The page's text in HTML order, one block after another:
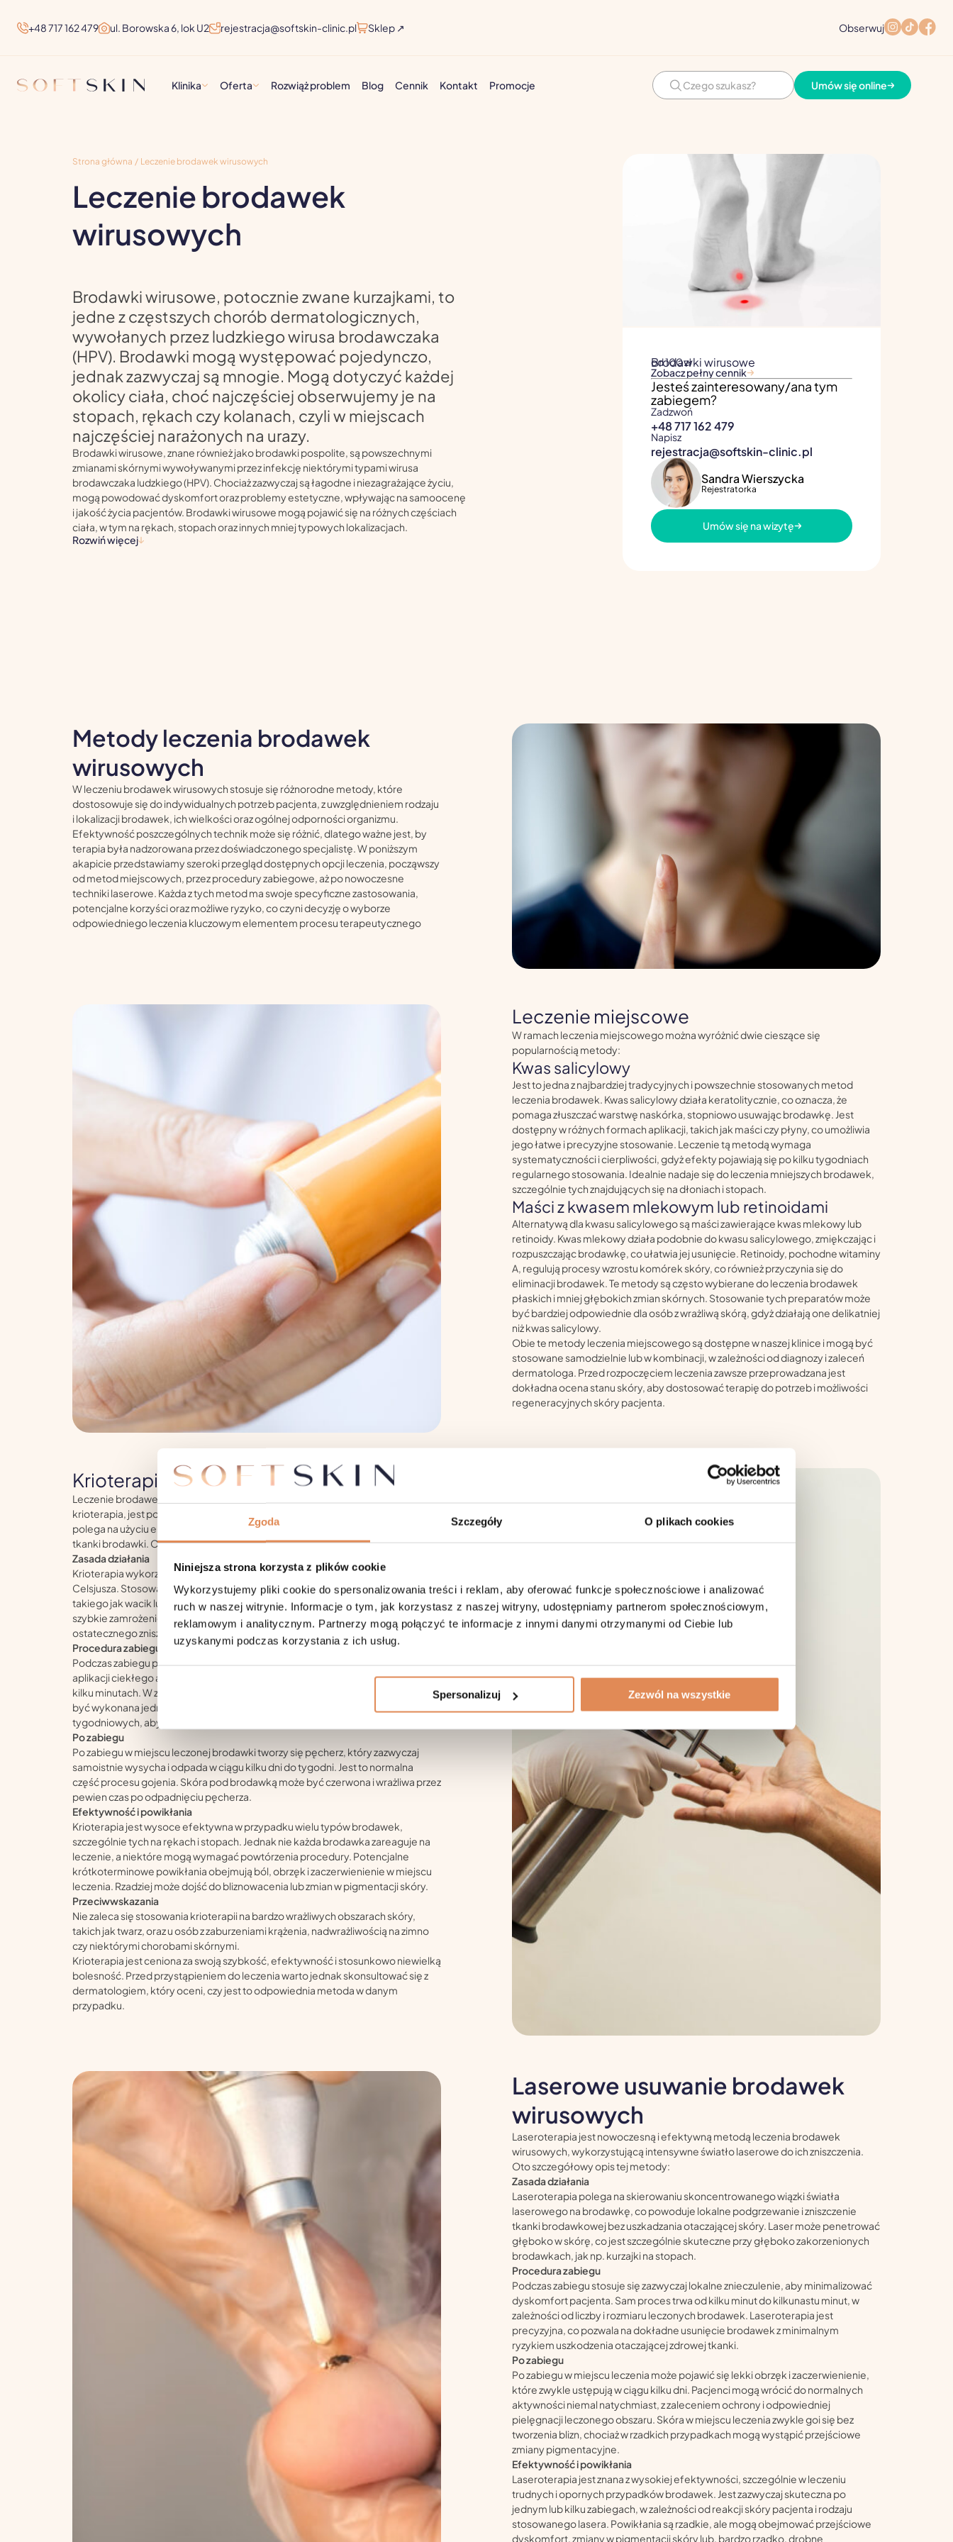
Zgoda Szczegóły O plikach cookies
Niniejsza strona korzysta z plików cookie
Wykorzystujemy pliki cookie do spersonalizowania treści i reklam, aby oferować funkcje społecznościowe i analizować
ruch w naszej witrynie. Informacje o tym, jak korzystasz z naszej witryny, udostępniamy partnerom społecznościowym,
reklamowym i analitycznym. Partnerzy mogą połączyć te informacje z innymi danymi otrzymanymi od Ciebie lub
uzyskanymi podczas korzystania z ich usług.
Spersonalizuj Zezwól na wszystkie
+48 717 162 479 ul. Borowska 6, lok U2 rejestracja@softskin-clinic.pl Sklep ↗ Obserwuj
Klinika Oferta Rozwiąż problem Blog Cennik Kontakt Promocje Umów się online
Strona główna / Leczenie brodawek wirusowych
Leczenie brodawek
wirusowych
Brodawki wirusowe, potocznie zwane kurzajkami, to
jedne z częstszych chorób dermatologicznych,
wywołanych przez ludzkiego wirusa brodawczaka
(HPV). Brodawki mogą występować pojedynczo,
jednak zazwyczaj są mnogie. Mogą dotyczyć każdej
okolicy ciała, choć najczęściej obserwujemy je na
stopach, rękach czy kolanach, czyli w miejscach
najczęściej narażonych na urazy.
Brodawki wirusowe, znane również jako brodawki pospolite, są powszechnymi
zmianami skórnymi wywoływanymi przez infekcję niektórymi typami wirusa
brodawczaka ludzkiego (HPV). Chociaż zazwyczaj są łagodne i niezagrażające życiu,
mogą powodować dyskomfort oraz problemy estetyczne, wpływając na samoocenę
i jakość życia pacjentów. Brodawki wirusowe mogą pojawić się na różnych częściach
ciała, w tym na rękach, stopach oraz innych mniej typowych lokalizacjach.
Rozwiń więcej
Brodawki wirusowe
od 100 zł
Zobacz pełny cennik
Jesteś zainteresowany/ana tym
zabiegem?
Zadzwoń
+48 717 162 479
Napisz
rejestracja@softskin-clinic.pl
Sandra Wierszycka
Rejestratorka
Umów się na wizytę
Metody leczenia brodawek
wirusowych
W leczeniu brodawek wirusowych stosuje się różnorodne metody, które
dostosowuje się do indywidualnych potrzeb pacjenta, z uwzględnieniem rodzaju
i lokalizacji brodawek, ich wielkości oraz ogólnej odporności organizmu.
Efektywność poszczególnych technik może się różnić, dlatego ważne jest, by
terapia była nadzorowana przez doświadczonego specjalistę. W poniższym
akapicie przedstawiamy szeroki przegląd dostępnych opcji leczenia, począwszy
od metod miejscowych, przez procedury zabiegowe, aż po nowoczesne
techniki laserowe. Każda z tych metod ma swoje specyficzne zastosowania,
potencjalne korzyści oraz możliwe ryzyko, co czyni decyzję o wyborze
odpowiedniego leczenia kluczowym elementem procesu terapeutycznego
Leczenie miejscowe
W ramach leczenia miejscowego można wyróżnić dwie cieszące się
popularnością metody:
Kwas salicylowy
Jest to jedna z najbardziej tradycyjnych i powszechnie stosowanych metod
leczenia brodawek. Kwas salicylowy działa keratolitycznie, co oznacza, że
pomaga złuszczać warstwę naskórka, stopniowo usuwając brodawkę. Jest
dostępny w różnych formach aplikacji, takich jak maści czy płyny, co umożliwia
jego łatwe i precyzyjne stosowanie. Leczenie tą metodą wymaga
systematyczności i cierpliwości, gdyż efekty pojawiają się po kilku tygodniach
regularnego stosowania. Idealnie nadaje się do leczenia mniejszych brodawek,
szczególnie tych znajdujących się na dłoniach i stopach.
Maści z kwasem mlekowym lub retinoidami
Alternatywą dla kwasu salicylowego są maści zawierające kwas mlekowy lub
retinoidy. Kwas mlekowy działa podobnie do kwasu salicylowego, zmiękczając i
rozpuszczając brodawkę, co ułatwia jej usunięcie. Retinoidy, pochodne witaminy
A, regulują procesy wzrostu komórek skóry, co również przyczynia się do
eliminacji brodawek. Te metody są często wybierane do leczenia brodawek
płaskich i mniej głębokich zmian skórnych. Stosowanie tych preparatów może
być bardziej odpowiednie dla osób z wrażliwą skórą, gdyż działają one delikatniej
niż kwas salicylowy.
Obie te metody leczenia miejscowego są dostępne w naszej klinice i mogą być
stosowane samodzielnie lub w kombinacji, w zależności od diagnozy i zaleceń
dermatologa. Przed rozpoczęciem leczenia zawsze przeprowadzana jest
dokładna ocena stanu skóry, aby dostosować terapię do potrzeb i możliwości
regeneracyjnych skóry pacjenta.
Krioterapia
Leczenie brodawek wirusowych metodą wymrażania, znaną również jako
krioterapia, jest popularną i skuteczną techniką usuwania brodawek. Metoda ta
polega na użyciu ekstremalnie niskich temperatur do lokalnego zniszczenia
tkanki brodawki. Oto szczegółowy opis tej metody:
Zasada działania
Krioterapia wykorzystuje ciekły azot, który ma temperaturę około -196 stopni
Celsjusza. Stosowany jest bezpośrednio na brodawkę za pomocą aplikatora,
takiego jak wacik lub strumień azotu z dyszy. Niskie temperatury powodują
szybkie zamrożenie wody w komórkach skóry, co prowadzi do ich uszkodzenia i
ostatecznego zniszczenia.
Procedura zabiegu
Podczas zabiegu pacjent może odczuwać chłód oraz lekkie pieczenie w miejscu
aplikacji ciekłego azotu. Sensacje te są zazwyczaj krótkotrwałe i ustępują po
kilku minutach. W zależności od rozmiaru i lokalizacji brodawki, krioterapia może
być wykonana jednokrotnie lub wymagać kilku sesji w odstępach
tygodniowych, aby osiągnąć pełną skuteczność.
Po zabiegu
Po zabiegu w miejscu leczonej brodawki tworzy się pęcherz, który zazwyczaj
samoistnie wysycha i odpada w ciągu kilku dni do tygodni. Jest to normalna
część procesu gojenia. Skóra pod brodawką może być czerwona i wrażliwa przez
pewien czas po odpadnięciu pęcherza.
Efektywność i powikłania
Krioterapia jest wysoce efektywna w przypadku wielu typów brodawek,
szczególnie tych na rękach i stopach. Jednak nie każda brodawka zareaguje na
leczenie, a niektóre mogą wymagać powtórzenia procedury. Potencjalne
krótkoterminowe powikłania obejmują ból, obrzęk i zaczerwienienie w miejscu
leczenia. Rzadziej może dojść do bliznowacenia lub zmian w pigmentacji skóry.
Przeciwwskazania
Nie zaleca się stosowania krioterapii na bardzo wrażliwych obszarach skóry,
takich jak twarz, oraz u osób z zaburzeniami krążenia, nadwrażliwością na zimno
czy niektórymi chorobami skórnymi.
Krioterapia jest ceniona za swoją szybkość, efektywność i stosunkowo niewielką
bolesność. Przed przystąpieniem do leczenia warto jednak skonsultować się z
dermatologiem, który oceni, czy jest to odpowiednia metoda w danym
przypadku.
Laserowe usuwanie brodawek
wirusowych
Laseroterapia jest nowoczesną i efektywną metodą leczenia brodawek
wirusowych, wykorzystującą intensywne światło laserowe do ich zniszczenia.
Oto szczegółowy opis tej metody:
Zasada działania
Laseroterapia polega na skierowaniu skoncentrowanego wiązki światła
laserowego na brodawkę, co powoduje lokalne podgrzewanie i zniszczenie
tkanki brodawkowej bez uszkadzania otaczającej skóry. Laser może penetrować
głęboko w skórę, co jest szczególnie skuteczne przy głęboko zakorzenionych
brodawkach, jak np. kurzajki na stopach.
Procedura zabiegu
Podczas zabiegu stosuje się zazwyczaj lokalne znieczulenie, aby minimalizować
dyskomfort pacjenta. Sam proces trwa od kilku minut do kilkunastu minut, w
zależności od liczby i rozmiaru leczonych brodawek. Laseroterapia jest
precyzyjna, co pozwala na dokładne usunięcie brodawek z minimalnym
ryzykiem uszkodzenia otaczającej zdrowej tkanki.
Po zabiegu
Po zabiegu w miejscu leczenia może pojawić się lekki obrzęk i zaczerwienienie,
które zwykle ustępują w ciągu kilku dni. Pacjenci mogą wrócić do normalnych
aktywności niemal natychmiast, z zaleceniem ochrony i odpowiedniej
pielęgnacji leczonego obszaru. Skóra w miejscu leczenia zwykle goi się bez
tworzenia blizn, chociaż w rzadkich przypadkach mogą wystąpić przejściowe
zmiany pigmentacyjne.
Efektywność i powikłania
Laseroterapia jest znana z wysokiej efektywności, szczególnie w leczeniu
trudnych i opornych przypadków brodawek. Jest zazwyczaj skuteczna po
jednym lub kilku zabiegach, w zależności od reakcji skóry pacjenta i rodzaju
stosowanego lasera. Powikłania są rzadkie, ale mogą obejmować przejściowe
dyskomfort, zmiany w pigmentacji skóry lub, bardzo rzadko, drobne